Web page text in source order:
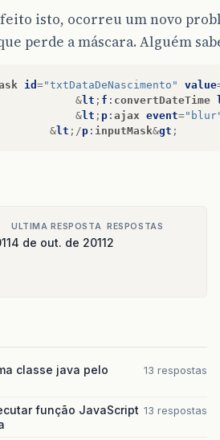
isto, ocorreu um novo
perde a máscara. Alguém
id ="txtDataDeNascimento" value
&lt ; f : convertDateTime
&lt ; p : ajax event=
&lt ;/p : inputMask&gt ;
ULTIMA RESPOSTA
4 de out. de 2011
RESPOSTAS
2
classe java pelo
13 respostas
função JavaScript 13 respostas